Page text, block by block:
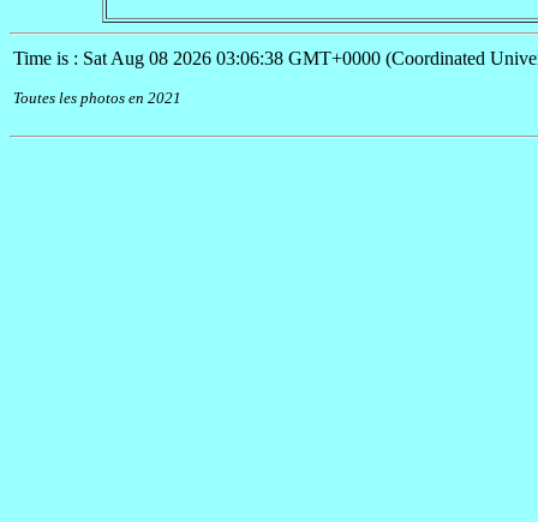
Time is : Sat Aug 08 2026 03:06:38 GMT+0000 (Coordinated
Toutes les photos en 2021